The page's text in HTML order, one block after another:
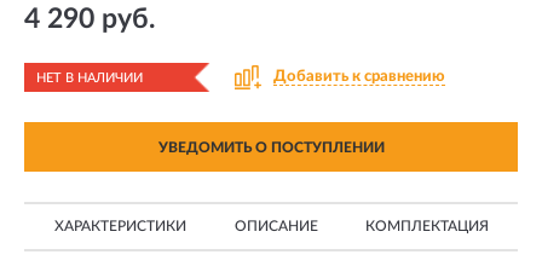
4 290 руб.
НЕТ В НАЛИЧИИ Добавить к сравнению
УВЕДОМИТЬ О ПОСТУПЛЕНИИ
ХАРАКТЕРИСТИКИ ОПИСАНИЕ КОМПЛЕКТАЦИЯ